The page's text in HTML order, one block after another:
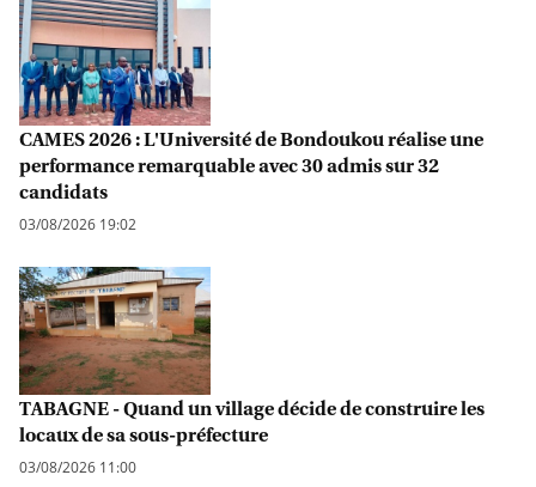
CAMES 2026 : L'Université de Bondoukou réalise une
performance remarquable avec 30 admis sur 32
candidats
03/08/2026 19:02
TABAGNE - Quand un village décide de construire les
locaux de sa sous-préfecture
03/08/2026 11:00